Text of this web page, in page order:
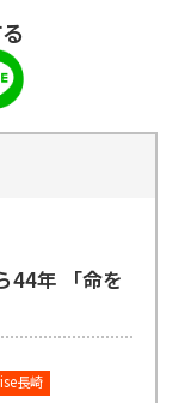
44年 「命を
長崎